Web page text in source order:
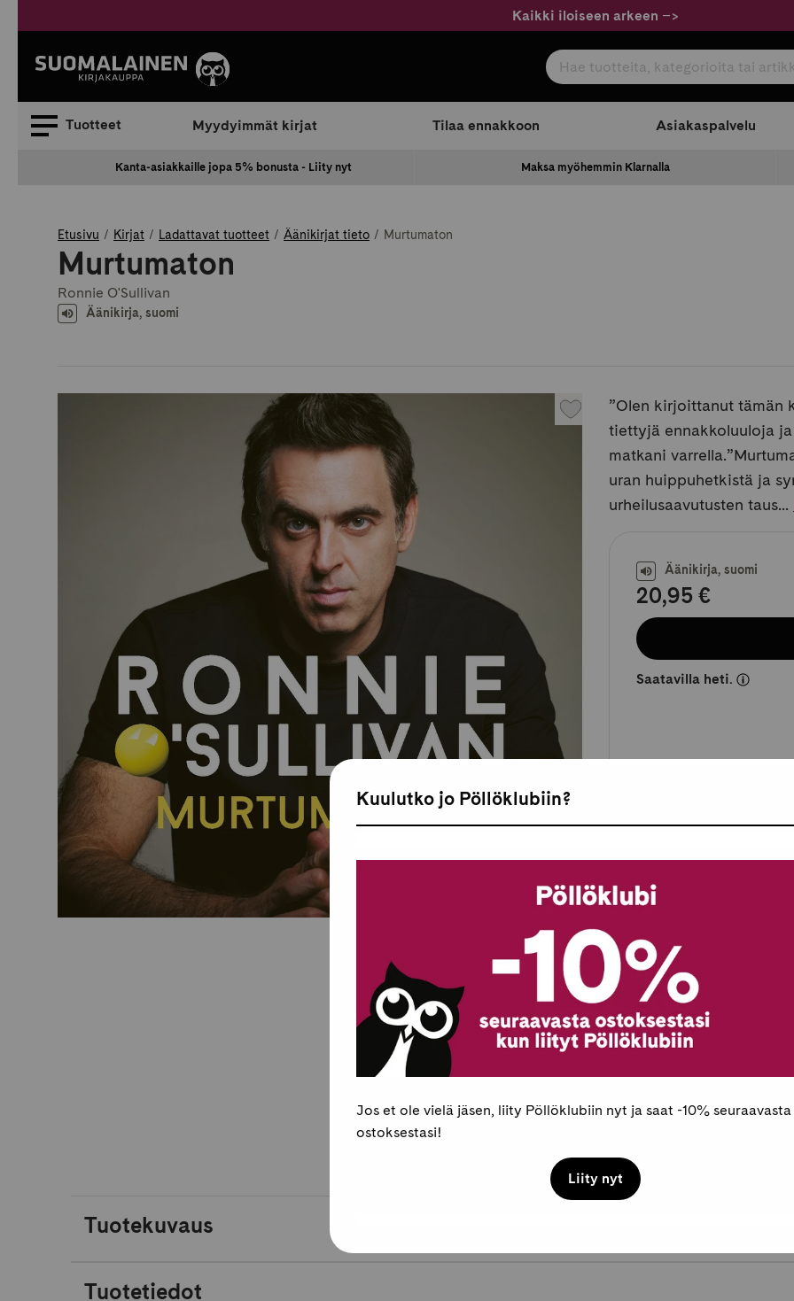
sisältöön
Kaikki iloiseen arkeen –>
Suomalainen.com Hae tuotteita, kategorioita tai artikkeleita
Tuotteet Myydyimmät kirjat Tilaa ennakkoon Asiakaspalvelu
Kanta-asiakkaille jopa 5% bonusta - Liity nyt Maksa myöhemmin Klarnalla
Etusivu Kirjat Ladattavat tuotteet Äänikirjat tieto Murtumaton
Murtumaton
Ronnie O'Sullivan
Äänikirja, suomi
”Olen kirjoittanut tämän
tiettyjä ennakkoluuloja
matkani
uran huippuhetkistä ja
urheilusaavutusten taus...
Äänikirja, suomi
20,95 €
Saatavilla heti.
Lue linkin kautta
Pöllöklubilaisille
Maksaminen
Tutustu tuotteeseen
Tuotekuvaus
Tuotetiedot
Kuulutko jo Pöllöklubiin?
Jos et ole vielä jäsen, liity Pöllöklubiin nyt ja saat -10% seuraavasta
ostoksestasi!
Liity nyt